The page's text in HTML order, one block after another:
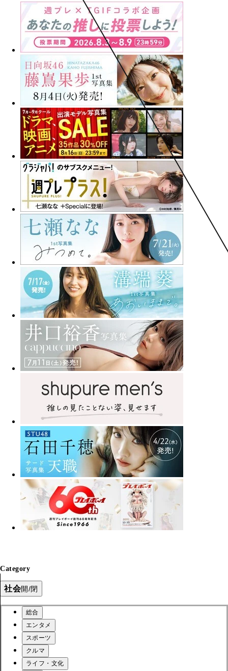
Category
社会開/閉
総合
エンタメ
スポーツ
クルマ
ライフ・文化